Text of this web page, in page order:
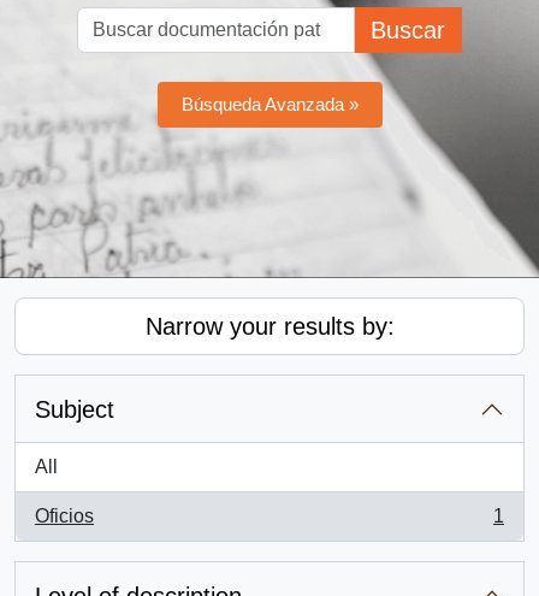
Buscar
Búsqueda Avanzada »
Narrow your results by:
Subject
All
Oficios
, 1 results
1